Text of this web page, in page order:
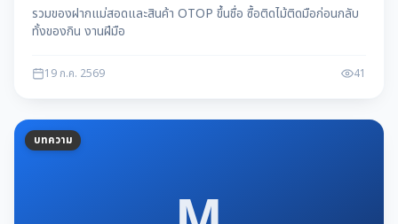
รวมของฝากแม่สอดและสินค้า OTOP ขึ้นชื่อ ซื้อติดไม้ติดมือก่อนกลับ
ทั้งของกิน งานฝีมือ
19 ก.ค. 2569 41
บทความ